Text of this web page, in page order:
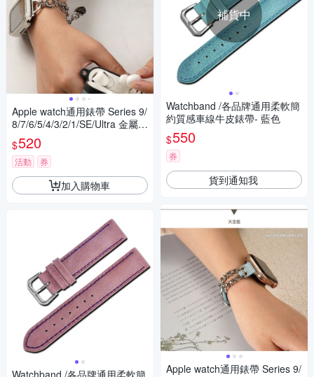
Apple watch通用錶帶 Series 9/
8/7/6/5/4/3/2/1/SE/Ultra 金屬扭
圈浪漫愛心墜飾錶帶
$520
活動 券
加入購物車
補貨中
Watchband /各品牌通用柔軟簡
約質感車線牛皮錶帶- 藍色
$550
券
貨到通知我
Apple watch通用錶帶 Series 9/